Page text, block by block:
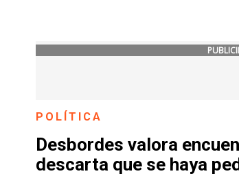
POLÍTICA
Desbordes valora
descarta que se haya